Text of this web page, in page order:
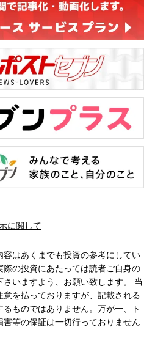
に関して
はあくまでも投資の参考にしてい
の投資にあたっては読者ご自身の
いますよう、お願い致します。 当
を払っておりますが、記載される
ものではありません。万が一、ト
等の保証は一切行っておりません